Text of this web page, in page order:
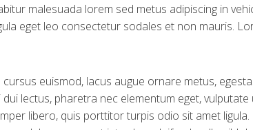
malesuada lorem sed metus adipiscing in
eget leo consectetur sodales et non mauris.
euismod, lacus augue ornare metus,
lectus, pharetra nec elementum eget,
libero, quis porttitor turpis odio sit amet